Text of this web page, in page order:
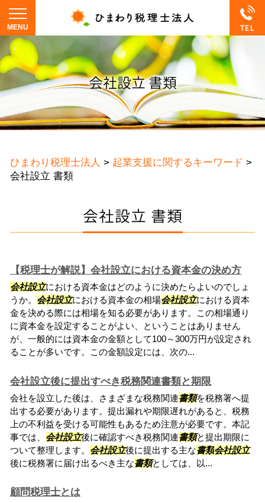
会社設立 書類
ひまわり税理士法人 > 起業支援に関するキーワード >
会社設立 書類
会社設立 書類
【税理士が解説】会社設立における資本金の決め方
会社設立における資本金はどのように決めたらよいのでしょ
うか。 会社設立における資本金の相場会社設立における資本
金を決める際には相場を知る必要があります。この相場通り
に資本金を設定することがよい、ということはありません
が、一般的には資本金の金額として100～300万円が設定され
ることが多いです。この金額設定には、次の...
会社設立後に提出すべき税務関連書類と期限
会社を設立した後は、さまざまな税務関連書類を税務署へ提
出する必要があります。提出漏れや期限遅れがあると、税務
上の不利益を受ける可能性もあるため注意が必要です。本記
事では、 会社設立後に確認すべき税務関連書類と提出期限に
ついて整理します。 会社設立後に提出する主な書類会社設立
後に税務署に届け出るべき主な書類としては、以...
顧問税理士とは